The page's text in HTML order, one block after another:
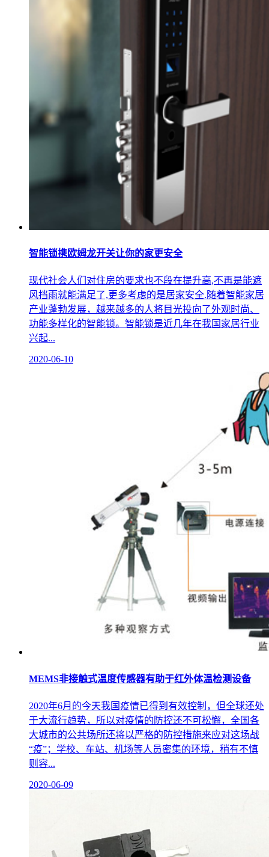
智能锁携欧姆龙开关让你的家更安全
现代社会人们对住房的要求也不段在提升高,不再是能遮
风挡雨就能满足了,更多考虑的是居家安全.随着智能家居
产业蓬勃发展，越来越多的人将目光投向了外观时尚、
功能多样化的智能锁。智能锁是近几年在我国家居行业
兴起...
2020-06-10
MEMS非接触式温度传感器有助于红外体温检测设备
2020年6月的今天我国疫情已得到有效控制，但全球还处
于大流行趋势，所以对疫情的防控还不可松懈，全国各
大城市的公共场所还将以严格的防控措施来应对这场战
“疫”；学校、车站、机场等人员密集的环境，稍有不慎
则容...
2020-06-09